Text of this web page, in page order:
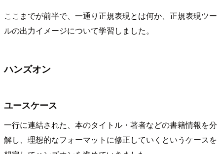
ここまでが前半で、一通り正規表現とは何か、正規表現ツー
ルの出力イメージについて学習しました。
ハンズオン
ユースケース
一行に連結された、本のタイトル・著者などの書籍情報を分
解し、理想的なフォーマットに修正していくというケースを